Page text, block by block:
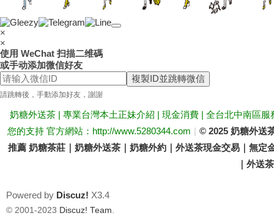
送
茶
×
×
使用 WeChat 扫描二维碼
或手动添加微信好友
複製ID並跳轉微信
請跳轉後，手動添加好友，謝謝
奶糖外送茶 | 專業台灣本土正妹介紹 | 現金消費 | 全台北中南區
您的支持 官方網站：http://www.5280344.com | © 2025 奶糖外送
推薦 奶糖茶莊｜奶糖外送茶｜奶糖外約｜外送茶現金交易｜無
｜外送
Powered by Discuz! X3.4
© 2001-2023 Discuz! Team.